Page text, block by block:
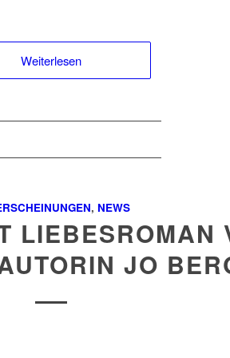
Weiterlesen
, NEWS
LIEBESROMAN
JO